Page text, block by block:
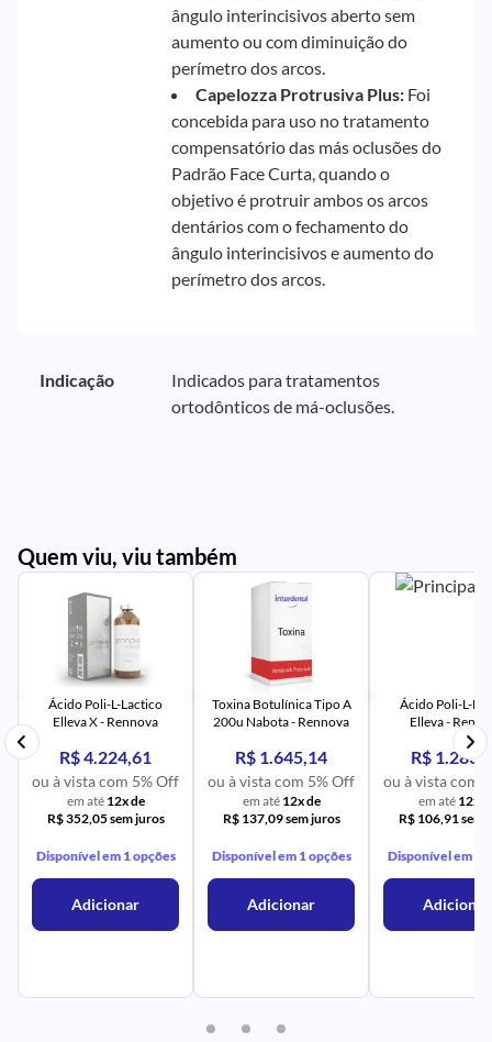
ângulo interincisivos aberto sem
aumento ou com diminuição do
perímetro dos arcos.
Capelozza Protrusiva Plus: Foi
concebida para uso no tratamento
compensatório das más oclusões do
Padrão Face Curta, quando o
objetivo é protruir ambos os arcos
dentários com o fechamento do
ângulo interincisivos e aumento do
perímetro dos arcos.
Indicação
Indicados para tratamentos
ortodônticos de má-oclusões.
Quem viu, viu também
UR
Ácido Poli-L-Lactico
Elleva X - Rennova
R$ 4.224,61
ou à vista com 5% Off
em até 12x de
R$ 352,05 sem juros
Disponível em 1 opções
Adicionar
Toxina Botulínica Tipo A
200u Nabota - Rennova
R$ 1.645,14
ou à vista com 5% Off
em até 12x de
R$ 137,09 sem juros
Disponível em 1 opções
Adicionar
Ácido Poli-L-
Elleva -
R$
ou à vista com
em até 12x
R$ 106,91 sem
Disponível em 1
Adicionar